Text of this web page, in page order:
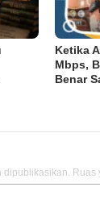
Ketika
Mbps,
Benar
dipublikasikan. Ruas